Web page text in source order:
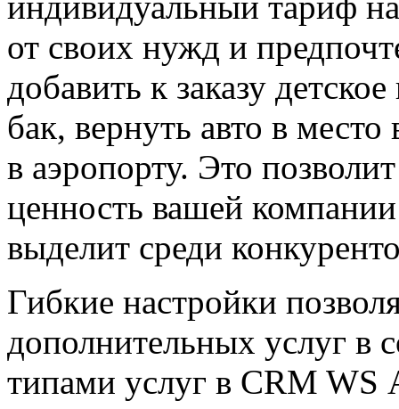
от своих нужд и
добавить к заказу
бак, вернуть авто в
в аэропорту. Это
ценность вашей
выделит среди
Гибкие настройки
дополнительных услуг в
типами услуг в CRM WS